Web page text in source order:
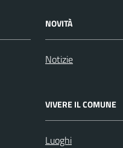
NOVITÀ
Notizie
VIVERE IL COMUNE
Luoghi